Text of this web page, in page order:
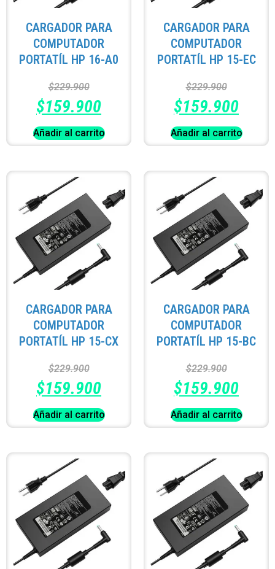
CARGADOR PARA
COMPUTADOR
PORTATÍL HP 16-A0
$229.900
$159.900
Añadir al carrito
CARGADOR PARA
COMPUTADOR
PORTATÍL HP 15-EC
$229.900
$159.900
Añadir al carrito
CARGADOR PARA
COMPUTADOR
PORTATÍL HP 15-CX
$229.900
$159.900
Añadir al carrito
CARGADOR PARA
COMPUTADOR
PORTATÍL HP 15-BC
$229.900
$159.900
Añadir al carrito